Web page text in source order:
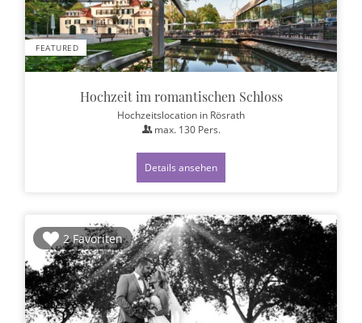
FEATURED
Hochzeit im romantischen Schloss
Hochzeitslocation in Rösrath
max. 130Pers.
Details ansehen
2 Favoriten